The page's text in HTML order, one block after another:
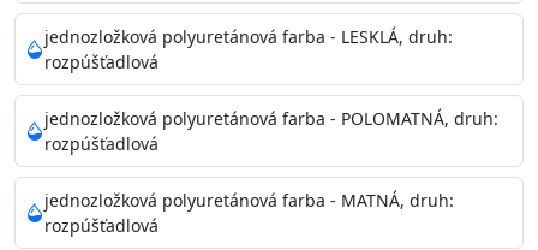
Čistenie: vodou
Príprava povrchu
Povrchy musia byť hladké, čisté, suché, zbavené prachu,
mastnoty, solí a materiálov so zlou priľnavosťou. Otvory
alebo trhliny vyplňte
akrylovým tmelom Acrylic putty, Visto alebo Acrylic light
putty a prebrúste. Nové alebo porézne povrchy natreté
jednozložková polyuretánová farba - LESKLÁ, druh:
rozpúšťadlová
jednozložková polyuretánová farba - POLOMATNÁ, druh:
rozpúšťadlová
jednozložková polyuretánová farba - MATNÁ, druh:
rozpúšťadlová